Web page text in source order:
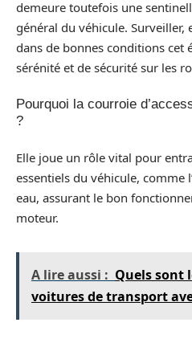
demeure toutefois une
général du véhicule.
dans de bonnes conditions cet
sérénité et de sécurité sur les
Pourquoi la courroie
?
Elle joue un rôle vital pour
essentiels du véhicule, comme
eau, assurant le bon
moteur.
A lire aussi : Quels sont
voitures de transport